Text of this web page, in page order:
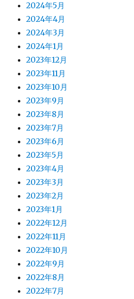
2024年5月
2024年4月
2024年3月
2024年1月
2023年12月
2023年11月
2023年10月
2023年9月
2023年8月
2023年7月
2023年6月
2023年5月
2023年4月
2023年3月
2023年2月
2023年1月
2022年12月
2022年11月
2022年10月
2022年9月
2022年8月
2022年7月